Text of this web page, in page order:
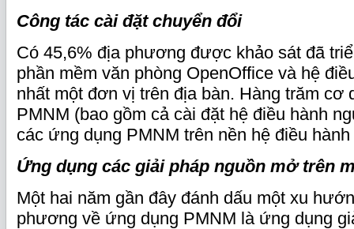
Công tác cài đặt chuyển đổi
Có 45,6% địa phương được khảo sát đã
phần mềm văn phòng OpenOffice và hệ
nhất một đơn vị trên địa bàn. Hàng trăm cơ
PMNM (bao gồm cả cài đặt hệ điều hành
các ứng dụng PMNM trên nền hệ điều
Ứng dụng các giải pháp nguồn mở trên
Một hai năm gần đây đánh dấu một xu
phương về ứng dụng PMNM là ứng dụng